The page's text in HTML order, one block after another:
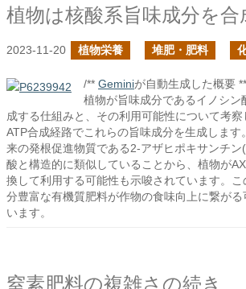
2023-11-20 植物栄養 堆肥・肥料
/** Geminiが自動生成した概要
植物が旨味成分であるイノシン
成する仕組みと、その利用可能性について考
ATP合成経路でこれらの旨味成分を生成します
来の発根促進物質である2-アザヒポキサンチン
酸と構造的に類似していることから、植物が
換して利用する可能性も示唆されています。
分豊富な有機質肥料が作物の食味向上に繋がる
います。
窒素肥料の複雑さの続き